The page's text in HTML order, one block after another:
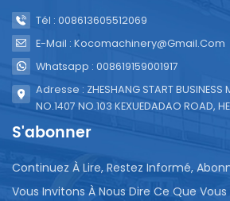
Tél : 008613605512069
E-Mail : Kocomachinery@gmail.com
Whatsapp : 008619159001917
Adresse : ZHESHANG START BUSINESS
NO.1407 NO.103 KEXUEDADAO ROAD,
S'abonner
Continuez À Lire, Restez Informé,
Vous Invitons À Nous Dire Ce Que Vous